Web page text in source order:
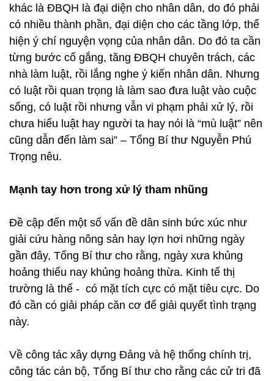
khác là ĐBQH là đại diện cho nhân dân, do đó phải
có nhiều thành phần, đại diện cho các tầng lớp, thể
hiện ý chí nguyện vọng của nhân dân. Do đó ta cần
từng bước cố gắng, tăng ĐBQH chuyên trách, các
nhà làm luật, rồi lắng nghe ý kiến nhân dân. Nhưng
có luật rồi quan trọng là làm sao đưa luật vào cuộc
sống, có luật rồi nhưng vẫn vi phạm phải xử lý, rồi
chưa hiểu luật hay người ta hay nói là “mù luật” nên
cũng dẫn đến làm sai” – Tổng Bí thư Nguyễn Phú
Trọng nêu.
Mạnh tay hơn trong xử lý tham nhũng
Đề cập đến một số vấn đề dân sinh bức xúc như
giải cứu hàng nông sản hay lợn hơi những ngày
gần đây, Tổng Bí thư cho rằng, ngày xưa khủng
hoảng thiếu nay khủng hoảng thừa. Kinh tế thị
trường là thế - có mặt tích cực có mặt tiêu cực. Do
đó cần có giải pháp căn cơ để giải quyết tình trạng
này.
Về công tác xây dựng Đảng và hệ thống chính trị,
công tác cán bộ, Tổng Bí thư cho rằng các cử tri đã